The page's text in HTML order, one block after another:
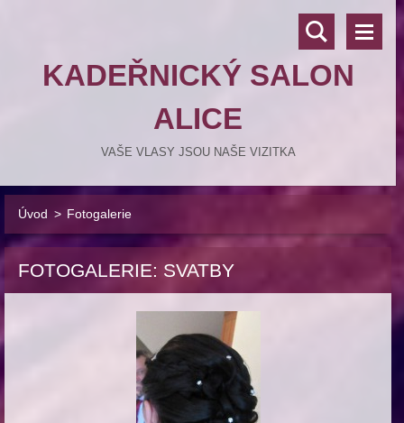
KADEŘNICKÝ SALON
ALICE
VAŠE VLASY JSOU NAŠE VIZITKA
Úvod > Fotogalerie
FOTOGALERIE: SVATBY